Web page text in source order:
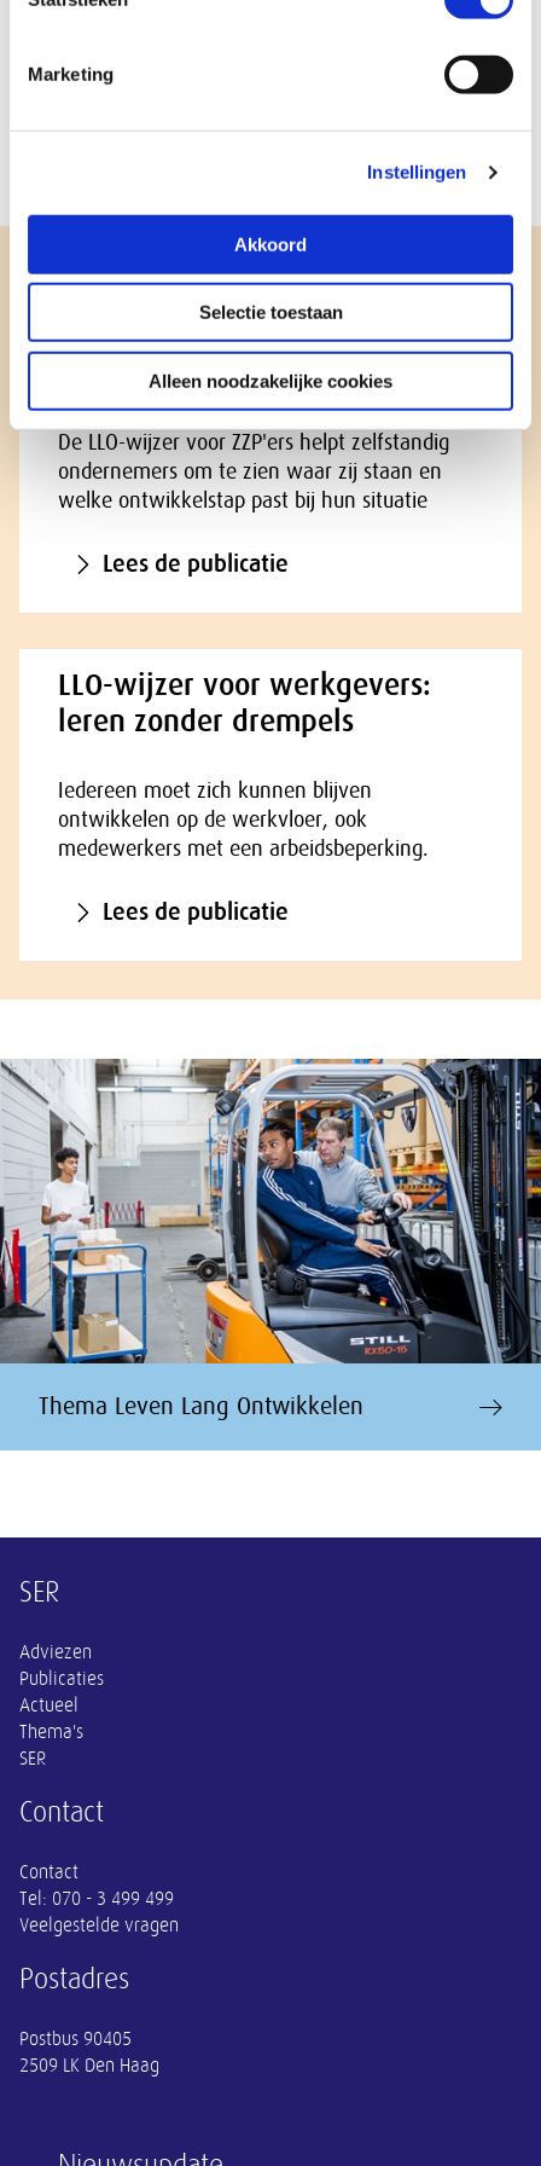
Marketing
Instellingen
Akkoord
Selectie toestaan
Alleen noodzakelijke cookies
De ZZP LLO-wijzer: leren en ontwikkelen voor succesvol
literatuuronderzoek, gesprekken met
LLO-wijzer voor ZZP’ers: leren
en ontwikkelen voor succesvol
ondernemerschap
De LLO-wijzer voor ZZP'ers helpt zelfstandig
ondernemers om te zien waar zij staan en
welke ontwikkelstap past bij hun situatie
Lees de publicatie
LLO-wijzer voor werkgevers:
leren zonder drempels
Iedereen moet zich kunnen blijven
ontwikkelen op de werkvloer, ook
medewerkers met een arbeidsbeperking.
Lees de publicatie
Thema Leven Lang Ontwikkelen
Overige informatie
SER
Adviezen
Publicaties
Actueel
Thema's
SER
Contact
Contact
Tel: 070 - 3 499 499
Veelgestelde vragen
Postadres
Postbus 90405
2509 LK Den Haag